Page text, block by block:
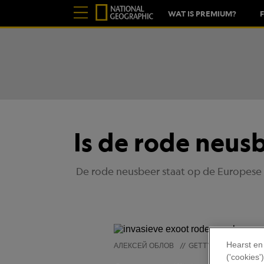
WAT IS PREMIUM?
Is de rode
De rode neusbeer staat op de
АЛЕКСЕЙ ОБЛОВ // GETTY IMAGESHearst